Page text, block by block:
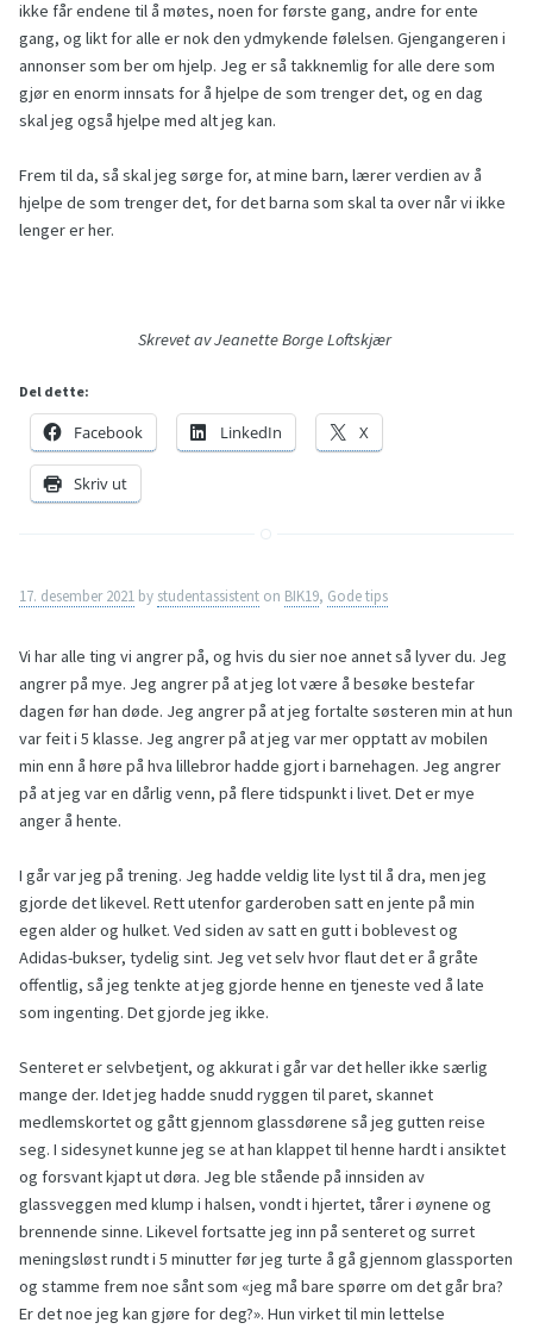
ikke får endene til å møtes, noen for første gang, andre for ente
gang, og likt for alle er nok den ydmykende følelsen. Gjengangeren i
annonser som ber om hjelp. Jeg er så takknemlig for alle dere som
gjør en enorm innsats for å hjelpe de som trenger det, og en dag
skal jeg også hjelpe med alt jeg kan.
Frem til da, så skal jeg sørge for, at mine barn, lærer verdien av å
hjelpe de som trenger det, for det barna som skal ta over når vi ikke
lenger er her.
Skrevet av Jeanette Borge Loftskjær
Del dette:
Facebook LinkedIn X
Skriv ut
17. desember 2021 by studentassistent on BIK19, Gode tips
Vi har alle ting vi angrer på, og hvis du sier noe annet så lyver du. Jeg
angrer på mye. Jeg angrer på at jeg lot være å besøke bestefar
dagen før han døde. Jeg angrer på at jeg fortalte søsteren min at hun
var feit i 5 klasse. Jeg angrer på at jeg var mer opptatt av mobilen
min enn å høre på hva lillebror hadde gjort i barnehagen. Jeg angrer
på at jeg var en dårlig venn, på flere tidspunkt i livet. Det er mye
anger å hente.
I går var jeg på trening. Jeg hadde veldig lite lyst til å dra, men jeg
gjorde det likevel. Rett utenfor garderoben satt en jente på min
egen alder og hulket. Ved siden av satt en gutt i boblevest og
Adidas-bukser, tydelig sint. Jeg vet selv hvor flaut det er å gråte
offentlig, så jeg tenkte at jeg gjorde henne en tjeneste ved å late
som ingenting. Det gjorde jeg ikke.
Senteret er selvbetjent, og akkurat i går var det heller ikke særlig
mange der. Idet jeg hadde snudd ryggen til paret, skannet
medlemskortet og gått gjennom glassdørene så jeg gutten reise
seg. I sidesynet kunne jeg se at han klappet til henne hardt i ansiktet
og forsvant kjapt ut døra. Jeg ble stående på innsiden av
glassveggen med klump i halsen, vondt i hjertet, tårer i øynene og
brennende sinne. Likevel fortsatte jeg inn på senteret og surret
meningsløst rundt i 5 minutter før jeg turte å gå gjennom glassporten
og stamme frem noe sånt som «jeg må bare spørre om det går bra?
Er det noe jeg kan gjøre for deg?». Hun virket til min lettelse